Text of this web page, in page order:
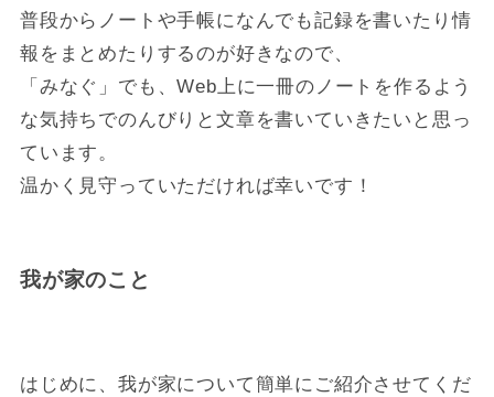
普段からノートや手帳になんでも記録を書いたり情
報をまとめたりするのが好きなので、
「みなぐ」でも、Web上に一冊のノートを作るよう
な気持ちでのんびりと文章を書いていきたいと思っ
ています。
温かく見守っていただければ幸いです！
我が家のこと
はじめに、我が家について簡単にご紹介させてくだ